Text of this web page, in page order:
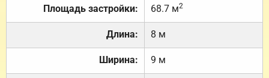
Площадь застройки: 68.7 м2
Длина: 8 м
Ширина: 9 м